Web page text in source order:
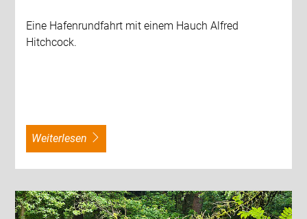
Eine Hafenrundfahrt mit einem Hauch Alfred
Hitchcock.
weiterlesen